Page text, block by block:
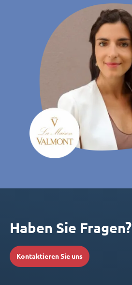
Haben Sie Fragen?
Kontaktieren Sie uns